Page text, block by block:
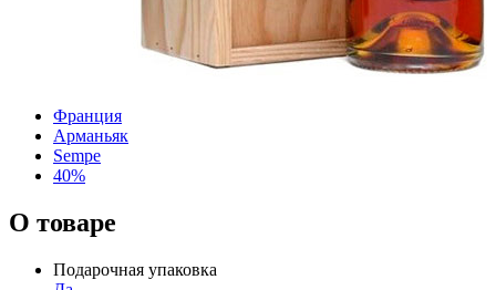
Франция
Арманьяк
Sempe
40%
О товаре
Подарочная упаковка